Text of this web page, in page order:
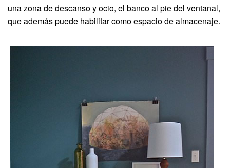
una zona de descanso y ocio, el banco al pie del ventanal,
que además puede habilitar como espacio de almacenaje.